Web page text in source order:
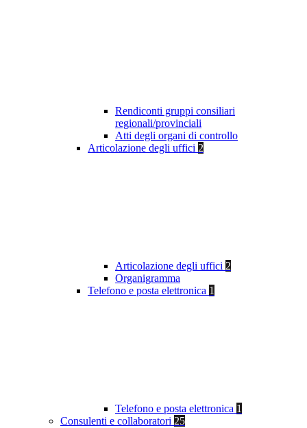
Rendiconti gruppi consiliari
regionali/provinciali
Atti degli organi di controllo
Articolazione degli uffici 2
Articolazione degli uffici 2
Organigramma
Telefono e posta elettronica 1
Telefono e posta elettronica 1
Consulenti e collaboratori 25